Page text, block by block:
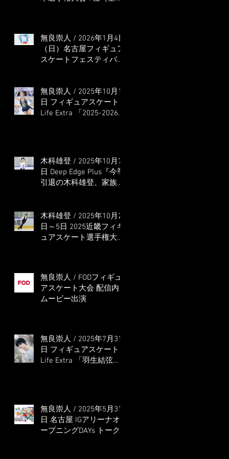
無良崇人 / 2026年1月4日
（日）名古屋フィギュア
スケートフェスティバル
無良崇人 / 2025年10月16
日 フィギュアスケート
Life Extra 「2025-2026
木科雄登 / 2025年10月7
日 Deep Edge Plus『今季
引退の木科雄登、家族や
全日本、絶対見に来
て」』
木科雄登 / 2025年10月2
日～5日 2025近畿フィギ
ュアスケート選手権大会
無良崇人 / FODフィギュ
アスケート大会 配信内
ムービー出演
無良崇人 / 2025年7月31
日 フィギュアスケート
Life Extra 「羽生結弦
無良崇人 / 2025年5月31
日 名古屋 IGアリーナオ
ープニングDAYs トーク